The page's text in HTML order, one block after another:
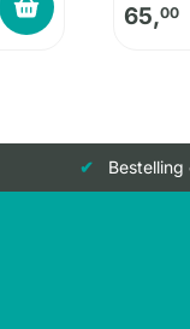
65,00